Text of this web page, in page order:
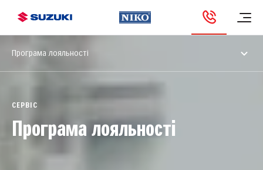
Програма лояльності
СЕРВІС
Програма лояльності